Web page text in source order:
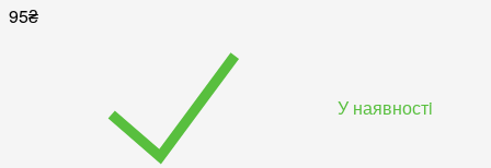
95₴
У наявностi